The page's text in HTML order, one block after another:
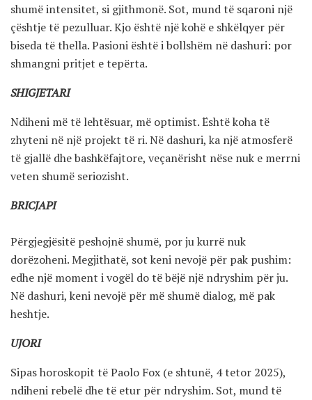
shumë intensitet, si gjithmonë. Sot, mund të sqaroni një
çështje të pezulluar. Kjo është një kohë e shkëlqyer për
biseda të thella. Pasioni është i bollshëm në dashuri: por
shmangni pritjet e tepërta.
SHIGJETARI
Ndiheni më të lehtësuar, më optimist. Është koha të
zhyteni në një projekt të ri. Në dashuri, ka një atmosferë
të gjallë dhe bashkëfajtore, veçanërisht nëse nuk e merrni
veten shumë seriozisht.
BRICJAPI
Përgjegjësitë peshojnë shumë, por ju kurrë nuk
dorëzoheni. Megjithatë, sot keni nevojë për pak pushim:
edhe një moment i vogël do të bëjë një ndryshim për ju.
Në dashuri, keni nevojë për më shumë dialog, më pak
heshtje.
UJORI
Sipas horoskopit të Paolo Fox (e shtunë, 4 tetor 2025),
ndiheni rebelë dhe të etur për ndryshim. Sot, mund të